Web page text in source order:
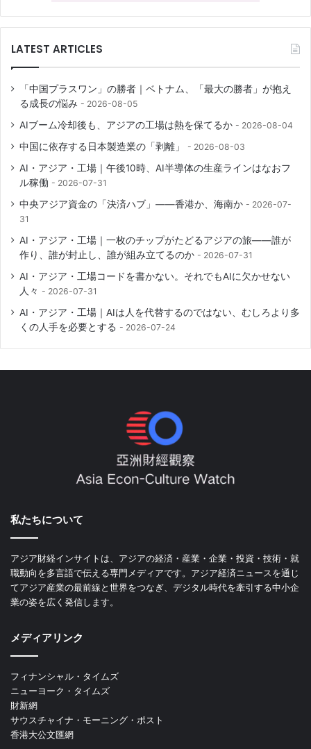
LATEST ARTICLES
「中国プラスワン」の勝者｜ベトナム、「最大の勝者」が抱え
る成長の悩み
2026-08-05
AIブーム冷却後も、アジアの工場は熱を保てるか 2026-08-04
中国に依存する日本製造業の「剥離」 2026-08-03
AI・アジア・工場｜午後10時、AI半導体の生産ラインはなおフ
ル稼働
2026-07-31
中央アジア資金の「決済ハブ」――香港か、海南か
2026-07-
31
AI・アジア・工場｜一枚のチップがたどるアジアの旅――誰が
作り、誰が封止し、誰が組み立てるのか
2026-07-31
AI・アジア・工場コードを書かない。それでもAIに欠かせない
人々
2026-07-31
AI・アジア・工場｜AIは人を代替するのではない、むしろより多
くの人手を必要とする
2026-07-24
私たちについて
アジア財経インサイトは、アジアの経済・産業・企業・投資・技術・就
職動向を多言語で伝える専門メディアです。アジア経済ニュースを通じ
てアジア産業の最前線と世界をつなぎ、デジタル時代を牽引する中小企
業の姿を広く発信します。
メディアリンク
フィナンシャル・タイムズ
ニューヨーク・タイムズ
財新網
サウスチャイナ・モーニング・ポスト
香港大公文匯網